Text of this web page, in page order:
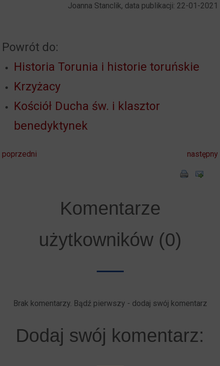
Joanna Stanclik, data publikacji: 22-01-2021
Powrót do:
Historia Torunia i historie toruńskie
Krzyżacy
Kościół Ducha św. i klasztor
benedyktynek
poprzedni następny
Komentarze
użytkowników (0)
Brak komentarzy. Bądź pierwszy - dodaj swój komentarz
Dodaj swój komentarz: